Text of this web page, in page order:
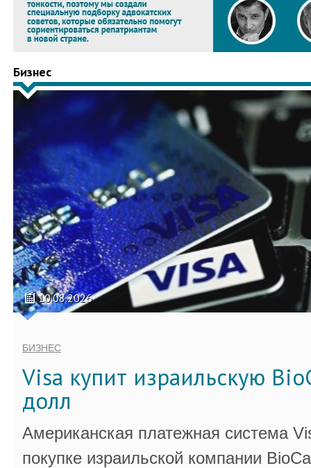
Бизнес
10.08.2026
БИЗНЕС
Visa купит израильскую
долл
Американская платежная система
покупке израильской компании